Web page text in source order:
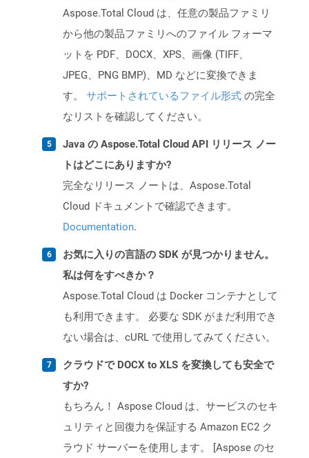
Aspose.Total Cloud は、任意の製品ファミリ
から他の製品ファミリへのファイル フォーマ
ットを PDF、DOCX、XPS、画像 (TIFF、
JPEG、PNG BMP)、MD などに変換できま
す。 サポートされているファイル形式 の完全
なリストを確認してください。
Java の Aspose.Total Cloud API リリース ノー
トはどこにありますか?
完全なリリース ノートは、Aspose.Total
Cloud ドキュメントで確認できます。
Documentation.
お気に入りの言語の SDK が見つかりません。
私は何をすべきか？
Aspose.Total Cloud は Docker コンテナとして
も利用できます。 必要な SDK がまだ利用でき
ない場合は、cURL で使用してみてください。
クラウドで DOCX to XLS を変換しても安全で
すか?
もちろん！ Aspose Cloud は、サービスのセキ
ュリティと回復力を保証する Amazon EC2 ク
ラウド サーバーを使用します。 [Aspose のセ